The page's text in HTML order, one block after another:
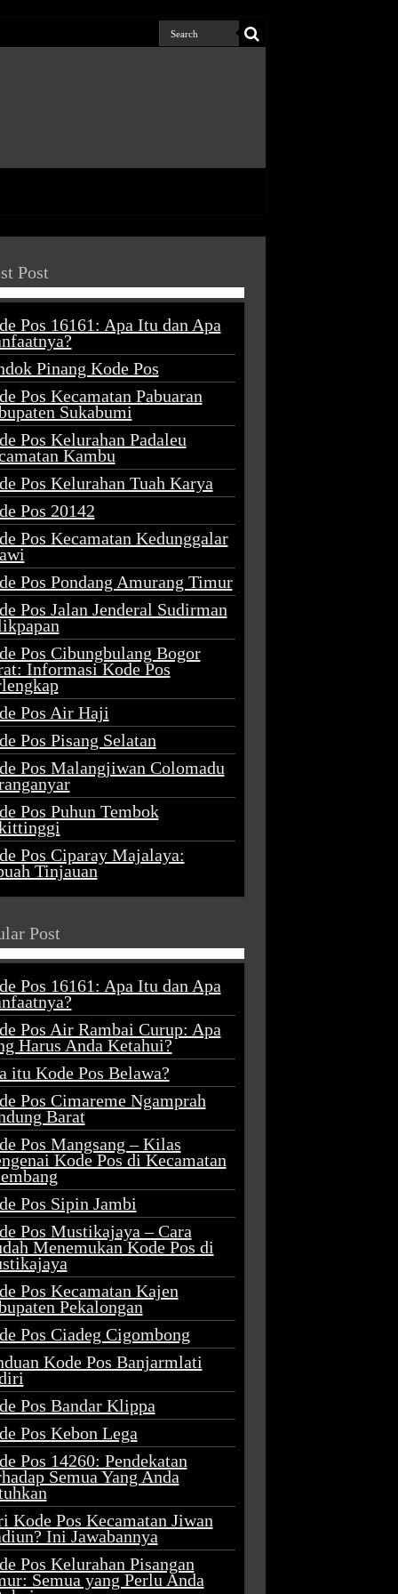
Post
Pos 16161: Apa Itu dan Apa
Pinang Kode Pos
Pos Kecamatan Pabuaran
Sukabumi
Pos Kelurahan Padaleu
Kambu
Pos Kelurahan Tuah Karya
Pos 20142
Pos Kecamatan Kedunggalar
Pos Pondang Amurang Timur
Pos Jalan Jenderal Sudirman
Pos Cibungbulang Bogor
Informasi Kode Pos
Pos Air Haji
Pos Pisang Selatan
Pos Malangjiwan Colomadu
Pos Puhun Tembok
Pos Ciparay Majalaya:
Tinjauan
Post
Pos 16161: Apa Itu dan Apa
Pos Air Rambai Curup: Apa
Harus Anda Ketahui?
itu Kode Pos Belawa?
Pos Cimareme Ngamprah
Barat
Pos Mangsang – Kilas
Kode Pos di Kecamatan
Pos Sipin Jambi
Pos Mustikajaya – Cara
Menemukan Kode Pos di
Pos Kecamatan Kajen
Pekalongan
Pos Ciadeg Cigombong
Kode Pos Banjarmlati
Pos Bandar Klippa
Pos Kebon Lega
Pos 14260: Pendekatan
Semua Yang Anda
Kode Pos Kecamatan Jiwan
Ini Jawabannya
Pos Kelurahan Pisangan
Semua yang Perlu Anda